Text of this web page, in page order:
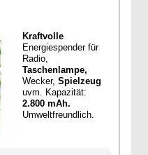
Kraftvolle
Energiespender für
Radio,
Taschenlampe,
Wecker, Spielzeug
uvm. Kapazität:
2.800 mAh.
Umweltfreundlich.